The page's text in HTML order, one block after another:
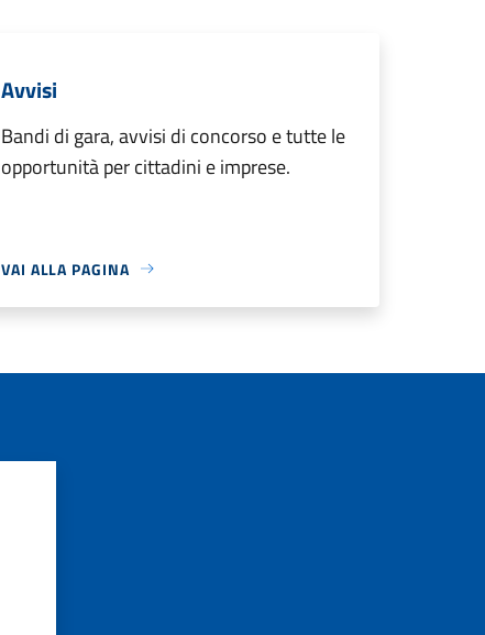
Avvisi
Bandi di gara, avvisi di concorso e tutte le
opportunità per cittadini e imprese.
VAI ALLA PAGINA